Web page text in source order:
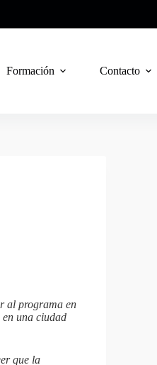
Formación Contacto
al programa en
una ciudad
que la